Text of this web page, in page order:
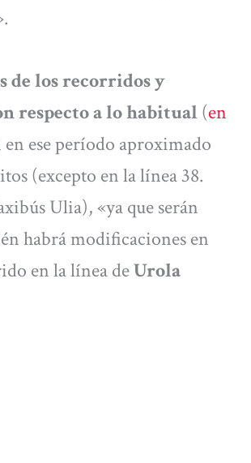
de los recorridos y
respecto a lo habitual (en
ese período aproximado
(excepto en la línea 38.
Ulia), «ya que serán
habrá modificaciones en
en la línea deUrola